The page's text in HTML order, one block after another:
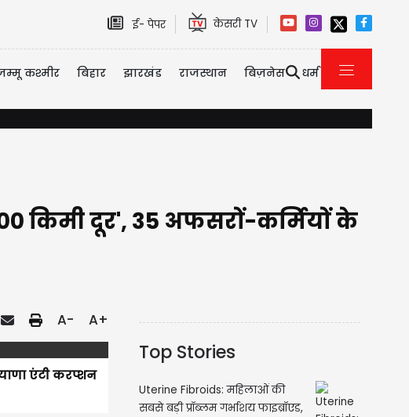
ई- पेपर केसरी TV
कश्मीर बिहार झारखंड राजस्थान बिज़नेस धर्म
किमी दूर', 35 अफसरों-कर्मियों के
A- A+
एंटी करप्शन
Top Stories
Uterine Fibroids: महिलाओं की
सबसे बड़ी प्रॉब्लम गर्भाशय फाइब्रॉएड,